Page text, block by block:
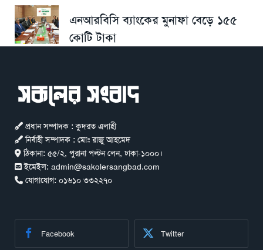
এনআরবিসি ব্যাংকের মুনাফা বেড়ে ১৫৫
কোটি টাকা
প্রধান সম্পাদক : কুদরত এলাহী
নির্বাহী সম্পাদক : মোঃ রাজু আহমেদ
ঠিকানা: ৫৫/২, পুরানা পল্টন লেন, ঢাকা-১০০০।
ইমেইল: admin@sakolersangbad.com
যোগাযোগ: ০১৬১০ ৩৩২২৭০
Facebook Twitter